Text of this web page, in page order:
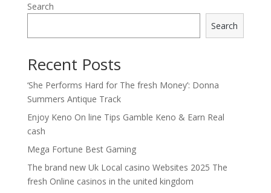
Search
Search
Recent Posts
‘She Performs Hard for The fresh Money’: Donna
Summers Antique Track
Enjoy Keno On line Tips Gamble Keno & Earn Real
cash
Mega Fortune Best Gaming
The brand new Uk Local casino Websites 2025 The
fresh Online casinos in the united kingdom